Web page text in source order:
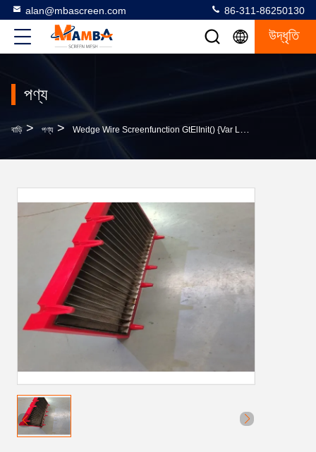
alan@mbascreen.com 86-311-86250130
উদ্ধৃতি
পণ্য
বাড়ি > পণ্য > Wedge Wire Screenfunction GtElInit() {var Lib = New Google.translate.TranslateService();lib.translat